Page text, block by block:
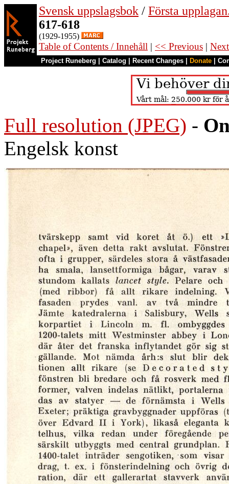
Svensk uppslagsbok / Första
617-618
(1929-1955)
Table of Contents / Innehåll | << Previous |
Project Runeberg Catalog Recent Changes Donate
Full resolution (JPEG) -
Engelsk konst